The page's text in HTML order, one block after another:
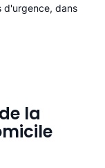
d'urgence, dans
la